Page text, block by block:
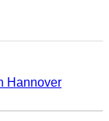
Hannover